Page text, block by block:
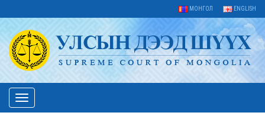
МОНГОЛ ENGLISH
Toggle
navigation